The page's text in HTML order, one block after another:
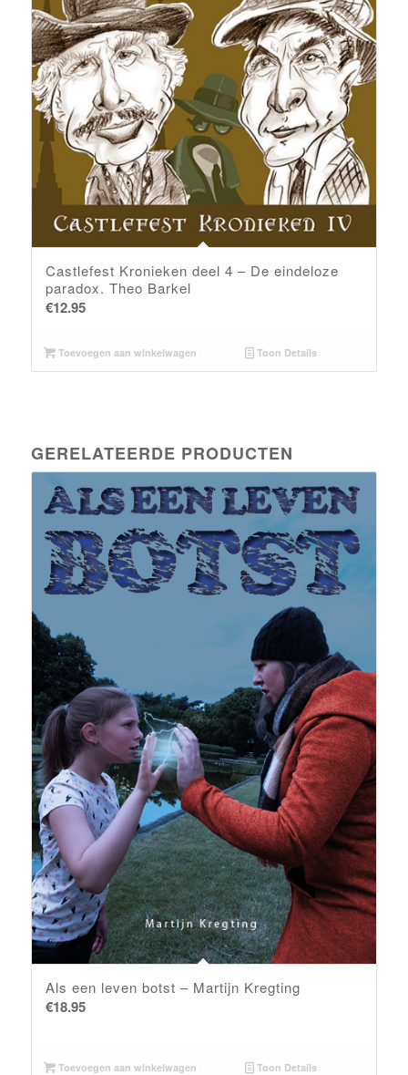
Castlefest Kronieken deel 4 – De eindeloze
paradox. Theo Barkel
€12.95
Toevoegen aan winkelwagen Toon Details
GERELATEERDE PRODUCTEN
Als een leven botst – Martijn Kregting
€18.95
Toevoegen aan winkelwagen Toon Details